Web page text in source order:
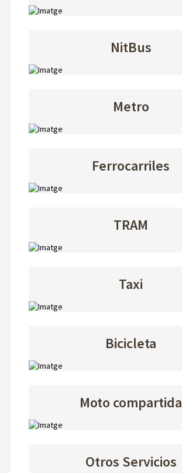
NitBus
Metro
Ferrocarriles
TRAM
Taxi
Bicicleta
Moto compartida
Otros Servicios